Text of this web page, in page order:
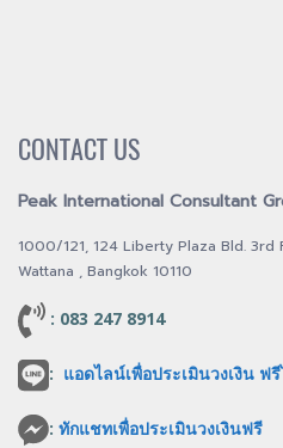
CONTACT US
Peak International Consultant
1000/121, 124 Liberty Plaza Bld. 3rd
Wattana , Bangkok 10110
: 083 247 8914
: แอดไลน์เพื่อประเมินวงเงิน ฟ
:ทักแชทเพื่อประเมินวงเงินฟรี